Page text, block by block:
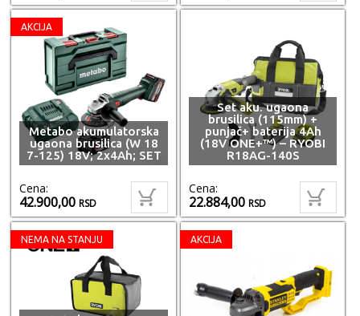
AKCIJA
Metabo akumulatorska
ugaona brusilica (W 18
7-125) 18V; 2x4Ah; SET
Cena:
42.900,00RSD
Set aku. ugaona
brusilica (115mm) +
punjač+ baterija 4Ah
(18V ONE+™) – RYOBI
R18AG-140S
Cena:
22.884,00RSD
NEMA NA STANJU AKCIJA